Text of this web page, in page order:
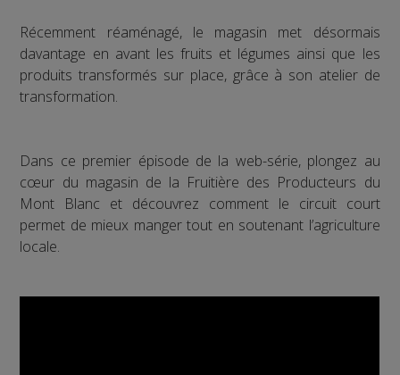
Récemment réaménagé, le magasin met désormais
davantage en avant les fruits et légumes ainsi que les
produits transformés sur place, grâce à son atelier de
transformation.
Dans ce premier épisode de la web-série, plongez au
cœur du magasin de la Fruitière des Producteurs du
Mont Blanc et découvrez comment le circuit court
permet de mieux manger tout en soutenant l’agriculture
locale.